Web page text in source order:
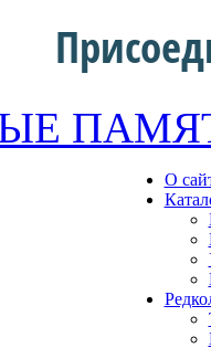
О